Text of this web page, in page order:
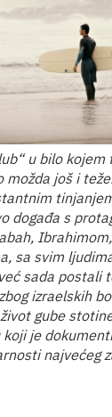
u bilo
još i
događa s
sa svim
sada postali
izraelskih
gube
je
najvećeg